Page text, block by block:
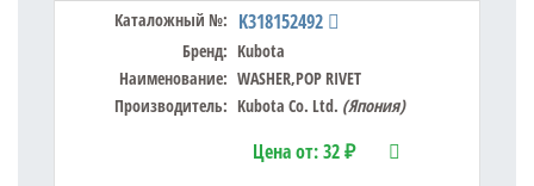
Каталожный №: K318152492
Бренд: Kubota
Наименование: WASHER,POP RIVET
Производитель: Kubota Co. Ltd. (Япония)
Цена от:32 ₽